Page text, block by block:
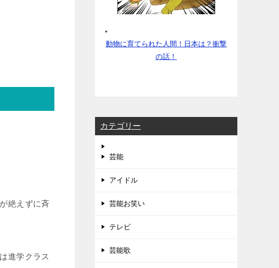
絶えずに斉
進学クラス
動物に育てられた人間！日本は？衝撃
の話！
カテゴリー
芸能
アイドル
芸能お笑い
テレビ
芸能歌